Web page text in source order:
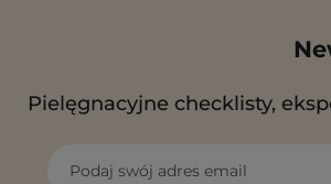
Pielęgnacyjne checklisty,
Podaj swój adres email